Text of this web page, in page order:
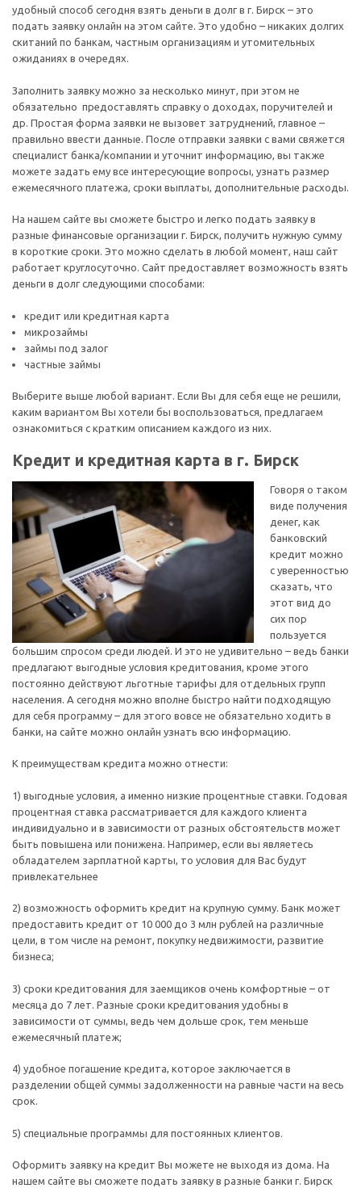
удобный способ сегодня взять деньги в долг в г. Бирск – это
подать заявку онлайн на этом сайте. Это удобно – никаких долгих
скитаний по банкам, частным организациям и утомительных
ожиданиях в очередях.
Заполнить заявку можно за несколько минут, при этом не
обязательно предоставлять справку о доходах, поручителей и
др. Простая форма заявки не вызовет затруднений, главное –
правильно ввести данные. После отправки заявки с вами свяжется
специалист банка/компании и уточнит информацию, вы также
можете задать ему все интересующие вопросы, узнать размер
ежемесячного платежа, сроки выплаты, дополнительные расходы.
На нашем сайте вы сможете быстро и легко подать заявку в
разные финансовые организации г. Бирск, получить нужную сумму
в короткие сроки. Это можно сделать в любой момент, наш сайт
работает круглосуточно. Сайт предоставляет возможность взять
деньги в долг следующими способами:
кредит или кредитная карта
микрозаймы
займы под залог
частные займы
Выберите выше любой вариант. Если Вы для себя еще не решили,
каким вариантом Вы хотели бы воспользоваться, предлагаем
ознакомиться с кратким описанием каждого из них.
Кредит и кредитная карта в г. Бирск
Говоря о таком
виде получения
денег, как
банковский
кредит можно
с уверенностью
сказать, что
этот вид до
сих пор
пользуется
большим спросом среди людей. И это не удивительно – ведь банки
предлагают выгодные условия кредитования, кроме этого
постоянно действуют льготные тарифы для отдельных групп
населения. А сегодня можно вполне быстро найти подходящую
для себя программу – для этого вовсе не обязательно ходить в
банки, на сайте можно онлайн узнать всю информацию.
К преимуществам кредита можно отнести:
1) выгодные условия, а именно низкие процентные ставки. Годовая
процентная ставка рассматривается для каждого клиента
индивидуально и в зависимости от разных обстоятельств может
быть повышена или понижена. Например, если вы являетесь
обладателем зарплатной карты, то условия для Вас будут
привлекательнее
2) возможность оформить кредит на крупную сумму. Банк может
предоставить кредит от 10 000 до 3 млн рублей на различные
цели, в том числе на ремонт, покупку недвижимости, развитие
бизнеса;
3) сроки кредитования для заемщиков очень комфортные – от
месяца до 7 лет. Разные сроки кредитования удобны в
зависимости от суммы, ведь чем дольше срок, тем меньше
ежемесячный платеж;
4) удобное погашение кредита, которое заключается в
разделении общей суммы задолженности на равные части на весь
срок.
5) специальные программы для постоянных клиентов.
Оформить заявку на кредит Вы можете не выходя из дома. На
нашем сайте вы сможете подать заявку в разные банки г. Бирск